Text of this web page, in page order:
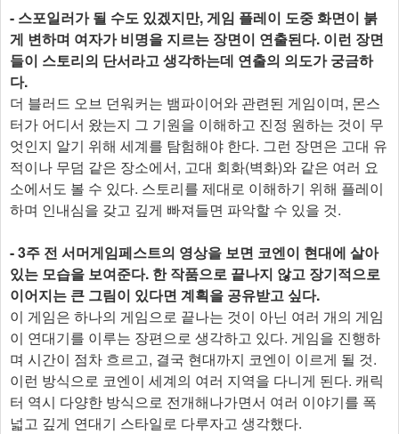
- 스포일러가 될 수도 있겠지만, 게임 플레이 도중 화면이 붉
게 변하며 여자가 비명을 지르는 장면이 연출된다. 이런 장면
들이 스토리의 단서라고 생각하는데 연출의 의도가 궁금하
다.
더 블러드 오브 던워커는 뱀파이어와 관련된 게임이며, 몬스
터가 어디서 왔는지 그 기원을 이해하고 진정 원하는 것이 무
엇인지 알기 위해 세계를 탐험해야 한다. 그런 장면은 고대 유
적이나 무덤 같은 장소에서, 고대 회화(벽화)와 같은 여러 요
소에서도 볼 수 있다. 스토리를 제대로 이해하기 위해 플레이
하며 인내심을 갖고 깊게 빠져들면 파악할 수 있을 것.
- 3주 전 서머게임페스트의 영상을 보면 코엔이 현대에 살아
있는 모습을 보여준다. 한 작품으로 끝나지 않고 장기적으로
이어지는 큰 그림이 있다면 계획을 공유받고 싶다.
이 게임은 하나의 게임으로 끝나는 것이 아닌 여러 개의 게임
이 연대기를 이루는 장편으로 생각하고 있다. 게임을 진행하
며 시간이 점차 흐르고, 결국 현대까지 코엔이 이르게 될 것.
이런 방식으로 코엔이 세계의 여러 지역을 다니게 된다. 캐릭
터 역시 다양한 방식으로 전개해나가면서 여러 이야기를 폭
넓고 깊게 연대기 스타일로 다루자고 생각했다.